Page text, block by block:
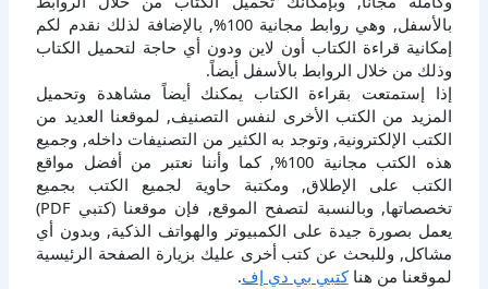
بالأسفل, وهي روابط مجانية 100%, بالإضافة لذلك نقدم لكم
إمكانية قراءة الكتاب أون لاين ودون أي حاجة لتحميل الكتاب
وذلك من خلال الروابط بالأسفل أيضاً.
إذا إستمتعت بقراءة الكتاب يمكنك أيضاً مشاهدة وتحميل
المزيد من الكتب الأخرى لنفس التصنيف, لموقعنا العديد من
الكتب الإلكترونية, وتوجد به الكثير من التصنيفات داخله, وجميع
هذه الكتب مجانية 100%, كما وأننا نعتبر من أفضل مواقع
الكتب على الإطلاق, ومكتبة حاوية لجميع الكتب بجميع
تخصصاتها, وبالنسبة لتصفح الموقع, فإن موقعنا (كتبي PDF)
يعمل بصورة جيدة على الكمبيوتر والهواتف الذكية, وبدون أي
مشاكل, وللبحث عن كتب أخرى عليك بزيارة الصفحة الرئيسية
لموقعنا من هناكتبي بي دي إف.